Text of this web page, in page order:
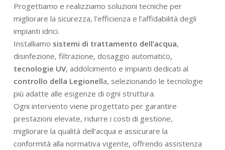
Progettiamo e realizziamo soluzioni tecniche per
migliorare la sicurezza, l’efficienza e l’affidabilità degli
impianti idrici.
Installiamo sistemi di trattamento dell’acqua,
disinfezione, filtrazione, dosaggio automatico,
tecnologie UV, addolcimento e impianti dedicati al
controllo della Legionella, selezionando le tecnologie
più adatte alle esigenze di ogni struttura.
Ogni intervento viene progettato per garantire
prestazioni elevate, ridurre i costi di gestione,
migliorare la qualità dell’acqua e assicurare la
conformità alla normativa vigente, offrendo assistenza